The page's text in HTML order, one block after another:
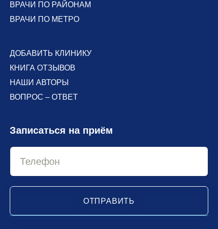
ВРАЧИ ПО РАЙОНАМ
ВРАЧИ ПО МЕТРО
ДОБАВИТЬ КЛИНИКУ
КНИГА ОТЗЫВОВ
НАШИ АВТОРЫ
ВОПРОС – ОТВЕТ
Записаться на приём
ОТПРАВИТЬ